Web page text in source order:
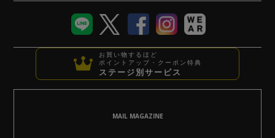
お買い物するほど
ポイントアップ・クーポン特典
ステージ別サービス
MAIL MAGAZINE